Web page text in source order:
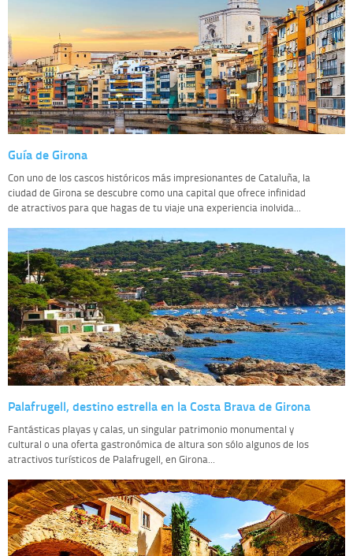
Guía de Girona
Con uno de los cascos históricos más impresionantes de Cataluña, la
ciudad de Girona se descubre como una capital que ofrece infinidad
de atractivos para que hagas de tu viaje una experiencia inolvida...
Palafrugell, destino estrella en la Costa Brava de Girona
Fantásticas playas y calas, un singular patrimonio monumental y
cultural o una oferta gastronómica de altura son sólo algunos de los
atractivos turísticos de Palafrugell, en Girona...